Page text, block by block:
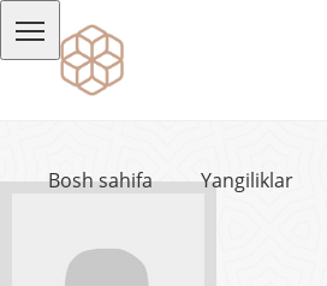
Bosh sahifa Yangiliklar